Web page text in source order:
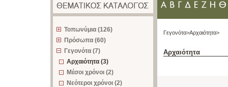
Τοπωνύμια (126)
Πρόσωπα (60)
Γεγονότα (7)
Αρχαιότητα (3)
Μέσοι χρόνοι (2)
Νεότεροι χρόνοι (2)
Γεγονότα>Αρχαιότητα>
Αρχαιότητα